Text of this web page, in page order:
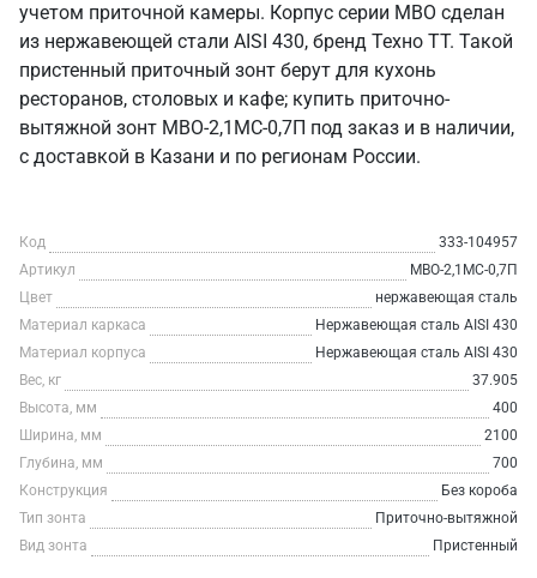
учетом приточной камеры. Корпус серии МВО сделан
из нержавеющей стали AISI 430, бренд Техно ТТ. Такой
пристенный приточный зонт берут для кухонь
ресторанов, столовых и кафе; купить приточно-
вытяжной зонт МВО-2,1МС-0,7П под заказ и в наличии,
с доставкой в Казани и по регионам России.
Код
333-104957
Артикул
МВО-2,1МС-0,7П
Цвет
нержавеющая сталь
Материал каркаса
Нержавеющая сталь AISI 430
Материал корпуса
Нержавеющая сталь AISI 430
Вес, кг
37.905
Высота, мм
400
Ширина, мм
2100
Глубина, мм
700
Конструкция
Без короба
Тип зонта
Приточно-вытяжной
Вид зонта
Пристенный